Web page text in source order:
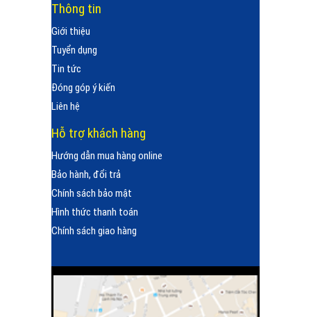
Thông tin
Giới thiệu
Tuyển dụng
Tin tức
Đóng góp ý kiến
Liên hệ
Hỗ trợ khách hàng
Hướng dẫn mua hàng online
Bảo hành, đổi trả
Chính sách bảo mật
Hình thức thanh toán
Chính sách giao hàng